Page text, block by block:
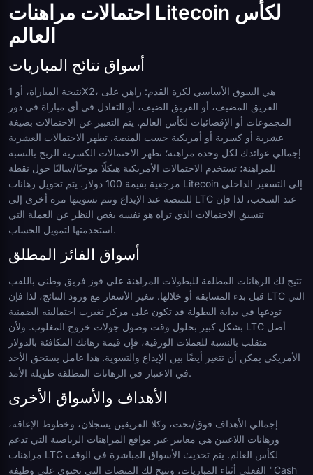
احتمالات مراهنات Litecoin لكأس
العالم
أسواق نتائج المباريات
نتيجة المباراة، أو 1X2، هي السوق الأساسي لكرة القدم: راهن على
الفريق المضيف، أو الفريق الضيف، أو التعادل في أي مباراة في دور
المجموعات أو الإقصائيات لكأس العالم. يتم التعبير عن الاحتمالات بصيغة
عشرية أو كسرية أو أمريكية حسب المنصة. تظهر الاحتمالات العشرية
إجمالي عوائدك لكل وحدة مراهنة؛ تظهر الاحتمالات الكسرية الربح بالنسبة
للمراهنة؛ تستخدم الاحتمالات الأمريكية هيكلًا موجبًا/سالبًا حول نقطة
مرجعية بقيمة 100 دولار. يتم تحويل رهانات Litecoin إلى التسعير الداخلي
للمنصة عند الإيداع وتتم تسويتها مرة أخرى إلى LTC عند السحب، لذا فإن
تنسيق الاحتمالات الذي تراه هو نفسه بغض النظر عن العملة التي
استخدمتها لتمويل الحساب.
أسواق الفائز المطلق
تتيح لك الرهانات المطلقة للبطولات المراهنة على فوز فريق وطني باللقب
قبل بدء المسابقة أو خلالها. تتغير الأسعار مع ورود النتائج، لذا فإن LTC التي
تودعها في بداية البطولة قد تكون على مركز تغيرت احتماليته الضمنية
بشكل كبير بحلول وقت وصول جولات خروج المغلوب. ولأن LTC أصل
متقلب بالنسبة للعملات الورقية، فإن قيمة رهانك المكافئة بالدولار
الأمريكي يمكن أن تتغير أيضًا بين الإيداع والتسوية. هذا عامل يستحق الأخذ
في الاعتبار في الرهانات المطلقة طويلة الأمد.
الأهداف والأسواق الأخرى
إجمالي الأهداف فوق/تحت، وكلا الفريقين يسجلان، وخطوط الإعاقة،
ورهانات اللاعبين هي معايير عبر مواقع المراهنات الرياضية التي تدعم
مراهنات LTC لكأس العالم. يتم تحديث الأسواق المباشرة في الوقت
الفعلي أثناء المباريات، وتتيح لك المنصات التي تحتوي على وظيفة "Cash